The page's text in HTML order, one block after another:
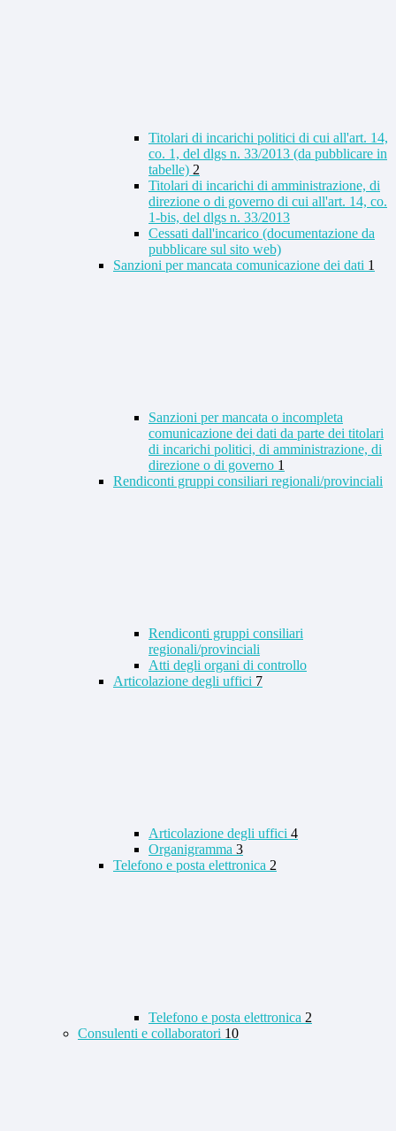
Titolari di incarichi politici di cui all'art. 14,
co. 1, del dlgs n. 33/2013 (da pubblicare in
tabelle) 2
Titolari di incarichi di amministrazione, di
direzione o di governo di cui all'art. 14, co.
1-bis, del dlgs n. 33/2013
Cessati dall'incarico (documentazione da
pubblicare sul sito web)
Sanzioni per mancata comunicazione dei dati 1
Sanzioni per mancata o incompleta
comunicazione dei dati da parte dei titolari
di incarichi politici, di amministrazione, di
direzione o di governo 1
Rendiconti gruppi consiliari regionali/provinciali
Rendiconti gruppi consiliari
regionali/provinciali
Atti degli organi di controllo
Articolazione degli uffici 7
Articolazione degli uffici 4
Organigramma 3
Telefono e posta elettronica 2
Telefono e posta elettronica 2
Consulenti e collaboratori 10